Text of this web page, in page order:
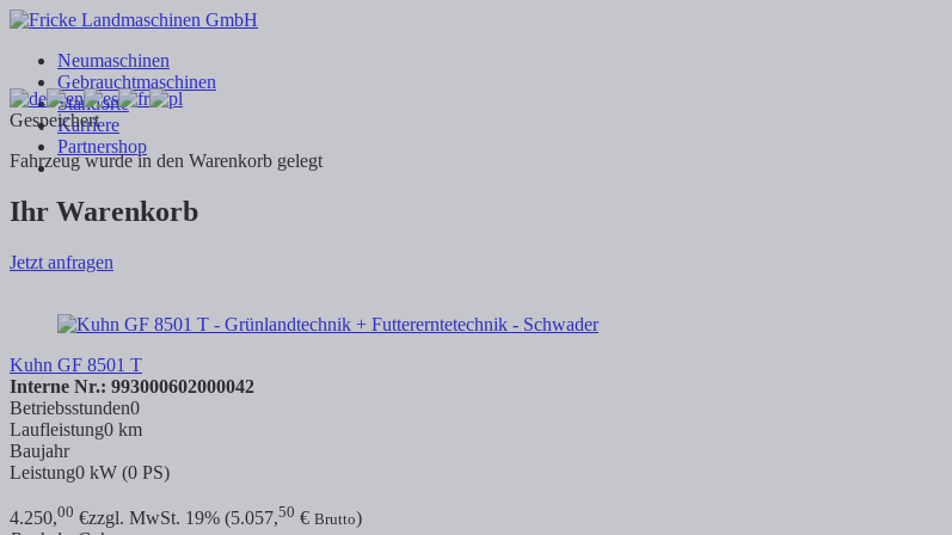
Neumaschinen
Gebrauchtmaschinen
Standorte
Karriere
Partnershop
Gespeichert
Fahrzeug wurde in den Warenkorb gelegt
Ihr Warenkorb
Jetzt anfragen
Kuhn GF 8501 T
Interne Nr.: 993000602000042
Betriebsstunden0
Laufleistung0 km
Baujahr
Leistung0 kW (0 PS)
4.250,00 €zzgl. MwSt. 19% (5.057,50 € Brutto)